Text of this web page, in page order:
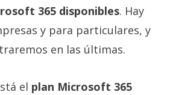
365 disponibles. Hay
y para particulares, y
en las últimas.
el plan Microsoft 365